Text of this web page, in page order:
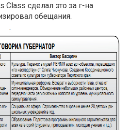
сделал это за г-на
обещания.